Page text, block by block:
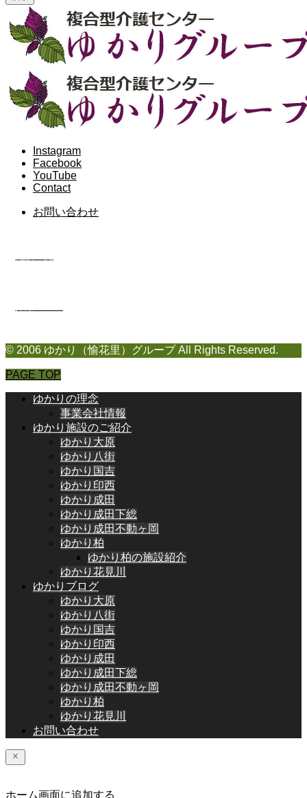
Instagram
Facebook
YouTube
Contact
お問い合わせ
© 2006 ゆかり（愉花里）グループ All Rights Reserved.
PAGE TOP
ゆかりの理念
事業会社情報
ゆかり施設のご紹介
ゆかり大原
ゆかり八街
ゆかり国吉
ゆかり印西
ゆかり成田
ゆかり成田下総
ゆかり成田不動ヶ岡
ゆかり柏
ゆかり柏の施設紹介
ゆかり花見川
ゆかりブログ
ゆかり大原
ゆかり八街
ゆかり国吉
ゆかり印西
ゆかり成田
ゆかり成田下総
ゆかり成田不動ヶ岡
ゆかり柏
ゆかり花見川
お問い合わせ
ホーム画面に追加する